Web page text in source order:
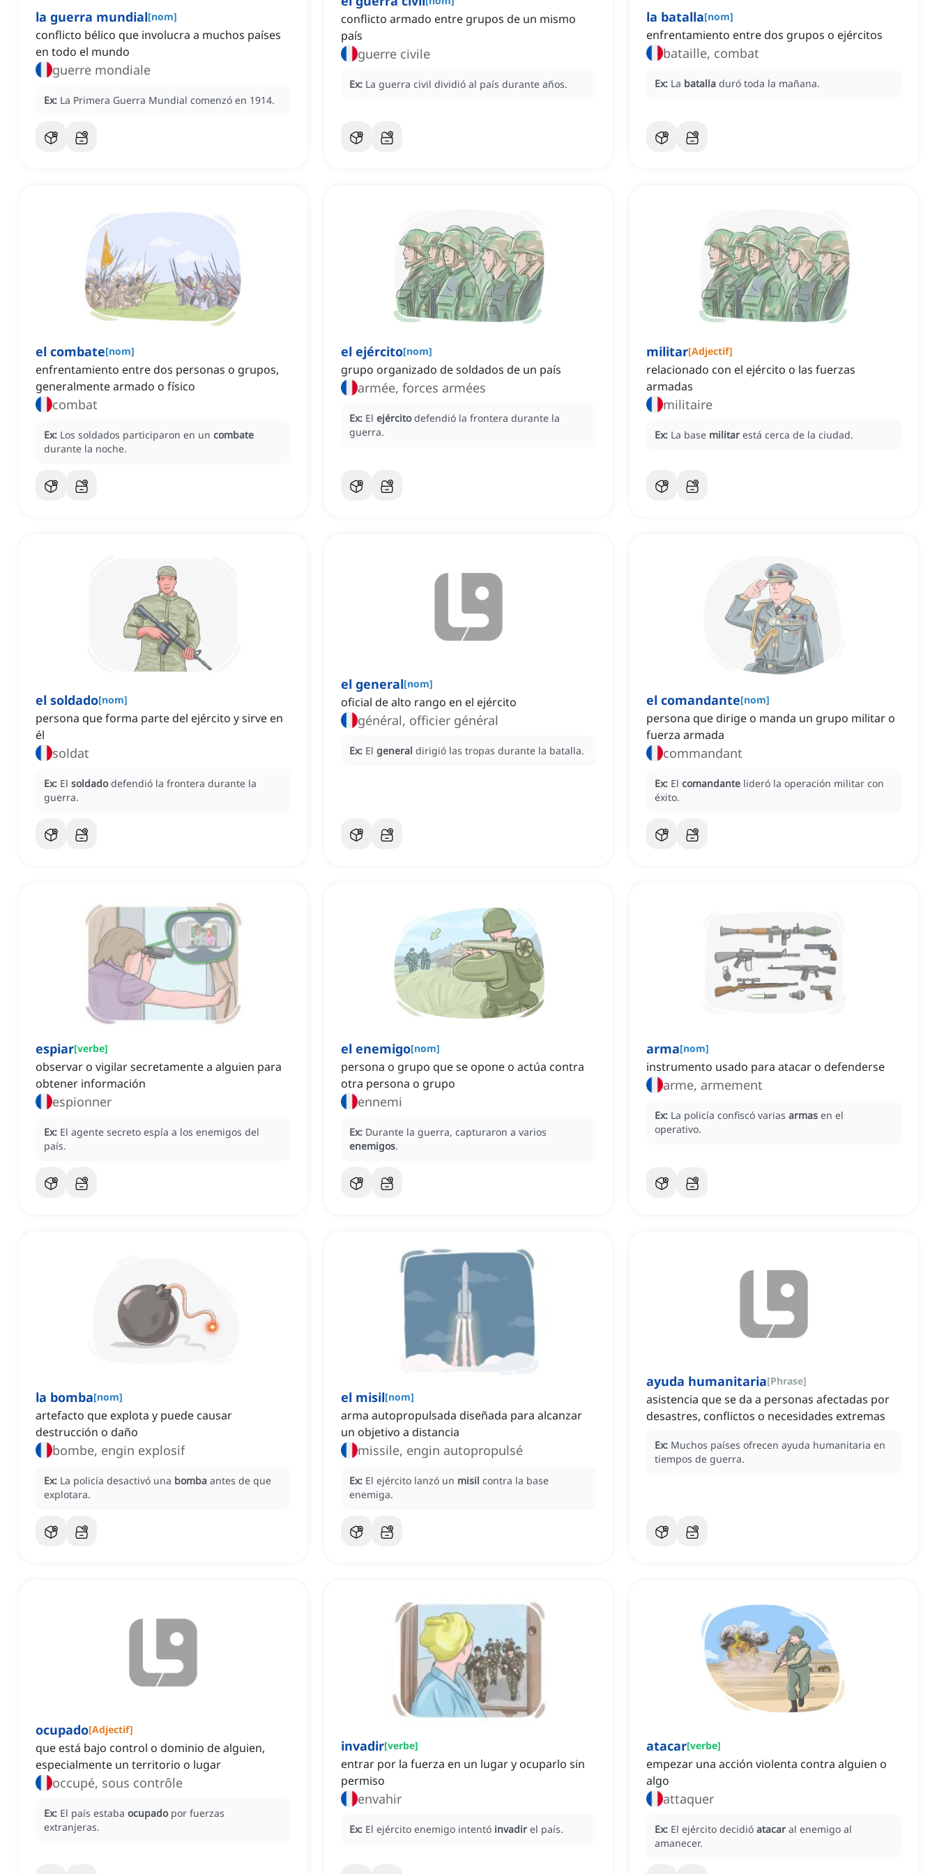
la guerra mundial[nom]
conflicto bélico que involucra a muchos países
en todo el mundo
guerre mondiale
Ex: La Primera Guerra Mundial comenzó en 1914.
conflicto armado entre grupos de un mismo
país
guerre civile
Ex: La guerra civil dividió al país durante años.
la batalla[nom]
enfrentamiento entre dos grupos o ejércitos
bataille, combat
Ex: La batalla duró toda la mañana.
el combate[nom]
enfrentamiento entre dos personas o grupos,
generalmente armado o físico
combat
Ex: Los soldados participaron en un combate
durante la noche.
el ejército[nom]
grupo organizado de soldados de un país
armée, forces armées
Ex: El ejército defendió la frontera durante la
guerra.
militar[Adjectif]
relacionado con el ejército o las fuerzas
armadas
militaire
Ex: La base militar está cerca de la ciudad.
el soldado[nom]
persona que forma parte del ejército y sirve en
él
soldat
Ex: El soldado defendió la frontera durante la
guerra.
el general[nom]
oficial de alto rango en el ejército
général, officier général
Ex: El general dirigió las tropas durante la batalla.
el comandante[nom]
persona que dirige o manda un grupo militar o
fuerza armada
commandant
Ex: El comandante lideró la operación militar con
éxito.
espiar[verbe]
observar o vigilar secretamente a alguien para
obtener información
espionner
Ex: El agente secreto espía a los enemigos del
país.
el enemigo[nom]
persona o grupo que se opone o actúa contra
otra persona o grupo
ennemi
Ex: Durante la guerra, capturaron a varios
enemigos.
arma[nom]
instrumento usado para atacar o defenderse
arme, armement
Ex: La policía confiscó varias armas en el
operativo.
la bomba[nom]
artefacto que explota y puede causar
destrucción o daño
bombe, engin explosif
Ex: La policía desactivó una bomba antes de que
explotara.
el misil[nom]
arma autopropulsada diseñada para alcanzar
un objetivo a distancia
missile, engin autopropulsé
Ex: El ejército lanzó un misil contra la base
enemiga.
ayuda humanitaria[Phrase]
asistencia que se da a personas afectadas por
desastres, conflictos o necesidades extremas
Ex: Muchos países ofrecen ayuda humanitaria en
tiempos de guerra.
ocupado[Adjectif]
que está bajo control o dominio de alguien,
especialmente un territorio o lugar
occupé, sous contrôle
Ex: El país estaba ocupado por fuerzas
extranjeras.
invadir[verbe]
entrar por la fuerza en un lugar y ocuparlo sin
permiso
envahir
Ex: El ejército enemigo intentó invadir el país.
atacar[verbe]
empezar una acción violenta contra alguien o
algo
attaquer
Ex: El ejército decidió atacar al enemigo al
amanecer.